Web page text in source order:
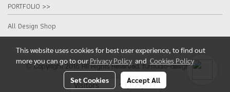
PORTFOLIO >>
All Design Shop
© Copyright 2016 All Rights Reserved. furstudio-design.com
Visitors 11,025,271
This website uses cookies for best user experience, to find out
more you can go to our Privacy Policy and Cookies Policy
Set Cookies Accept All